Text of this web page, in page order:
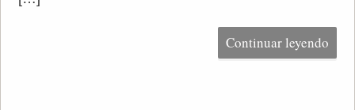
Continuar leyendo